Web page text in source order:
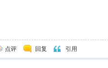
点评 回复 引用